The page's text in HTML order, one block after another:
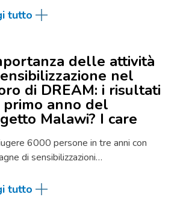
tutto
delle attività
nel
di DREAM: i risultati
anno del
Malawi? I care
6000 persone in tre anni con
di sensibilizzazioni…
tutto